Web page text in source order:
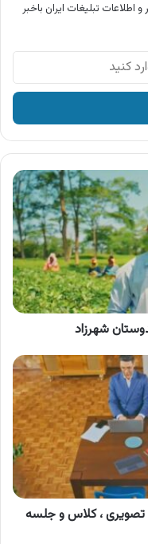
اطلاعات تبلیغات ایران باخبر
شهرزاد
، کلاس و جلسه